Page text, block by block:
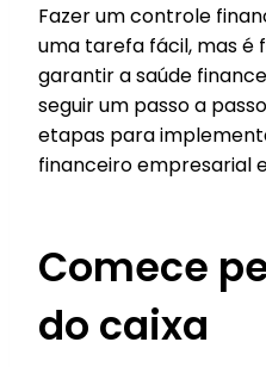
Fazer um controle
uma tarefa fácil, mas é
garantir a saúde
seguir um passo a
etapas para
financeiro empresarial
Comece
do caixa